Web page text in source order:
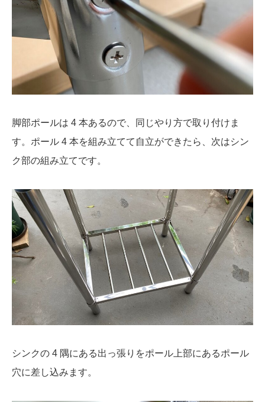
脚部ポールは 4 本あるので、同じやり方で取り付けま
す。ポール 4 本を組み立てて自立ができたら、次はシン
ク部の組み立てです。
シンクの 4 隅にある出っ張りをポール上部にあるポール
穴に差し込みます。